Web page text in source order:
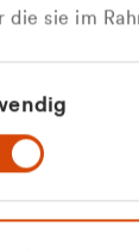
die sie im
Angebot?